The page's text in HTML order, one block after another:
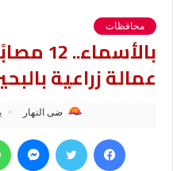
محافظات
عمالة زراعية
ضى النهار
فيسبوك تويتر